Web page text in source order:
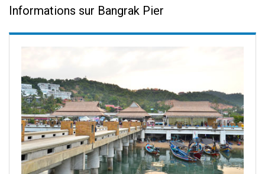
Informations sur Bangrak Pier